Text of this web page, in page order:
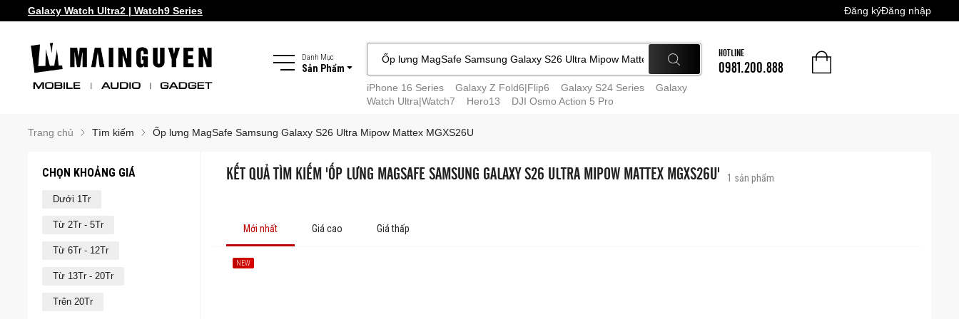
Galaxy Watch Ultra2 | Watch9 Series Đăng kýĐăng nhập
Danh Mục
Sản Phẩm
iPhone 16 Series
Galaxy Z Fold6|Flip6 Galaxy S24 Series
Galaxy
Watch Ultra|Watch7
Hero13 DJI Osmo Action 5 Pro
HOTLINE
0981.200.888
Trang chủ Tìm kiếm Ốp lưng MagSafe Samsung Galaxy S26 Ultra Mipow Mattex MGXS26U
CHỌN KHOẢNG GIÁ
Dưới 1Tr
Từ 2Tr - 5Tr
Từ 6Tr - 12Tr
Từ 13Tr - 20Tr
Trên 20Tr
KẾT QUẢ TÌM KIẾM 'ỐP LƯNG MAGSAFE SAMSUNG GALAXY S26 ULTRA MIPOW MATTEX MGXS26U' 1 sản phẩm
Mới nhất Giá cao Giá thấp
NEW